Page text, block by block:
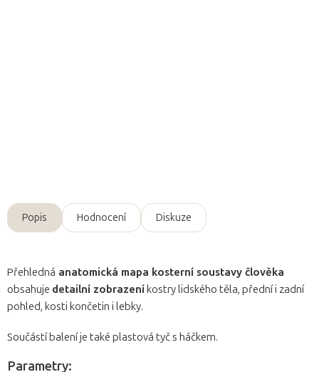
Popis Hodnocení Diskuze
Přehledná anatomická mapa kosterní soustavy člověka
obsahuje detailní zobrazení kostry lidského těla, přední i zadní
pohled, kosti končetin i lebky.
Součástí balení je také plastová tyč s háčkem.
Parametry: